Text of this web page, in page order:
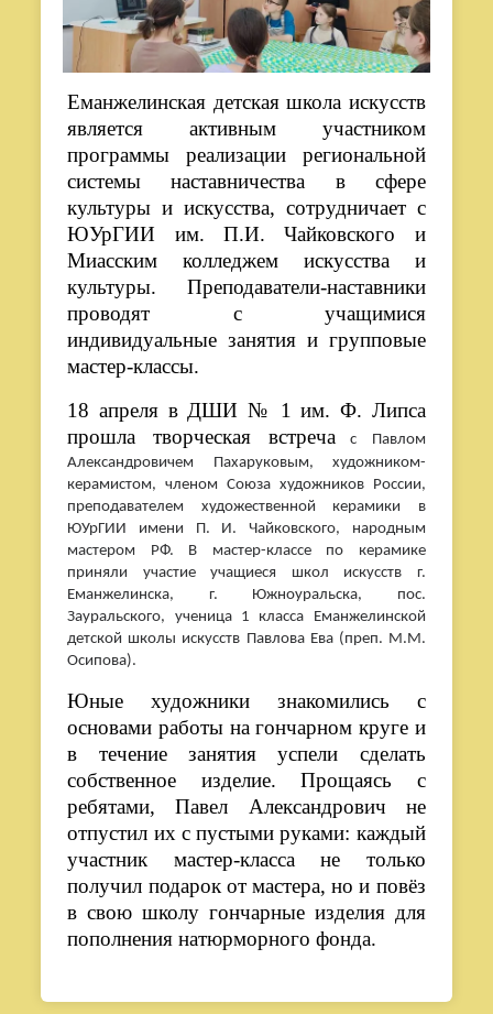
Еманжелинская детская школа искусств
является активным участником
программы реализации региональной
системы наставничества в сфере
культуры и искусства, сотрудничает с
ЮУрГИИ им. П.И. Чайковского и
Миасским колледжем искусства и
культуры. Преподаватели-наставники
проводят с учащимися
индивидуальные занятия и групповые
мастер-классы.
18 апреля в ДШИ № 1 им. Ф. Липса
прошла творческая встречас Павлом
Александровичем Пахаруковым, художником-
керамистом, членом Союза художников России,
преподавателем художественной керамики в
ЮУрГИИ имени П. И. Чайковского, народным
мастером РФ. В мастер-классе по керамике
приняли участие учащиеся школ искусств г.
Еманжелинска, г. Южноуральска, пос.
Зауральского, ученица 1 класса Еманжелинской
детской школы искусств Павлова Ева (преп. М.М.
Осипова).
Юные художники знакомились с
основами работы на гончарном круге и
в течение занятия успели сделать
собственное изделие. Прощаясь с
ребятами, Павел Александрович не
отпустил их с пустыми руками: каждый
участник мастер-класса не только
получил подарок от мастера, но и повёз
в свою школу гончарные изделия для
пополнения натюрморного фонда.